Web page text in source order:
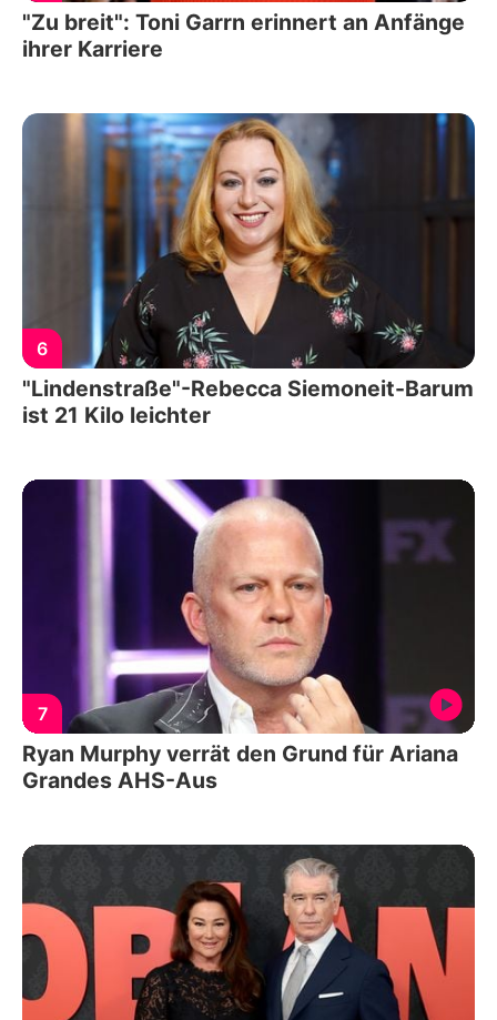
"Zu breit": Toni Garrn erinnert an Anfänge
ihrer Karriere
6
"Lindenstraße"-Rebecca Siemoneit-Barum
ist 21 Kilo leichter
7
Ryan Murphy verrät den Grund für Ariana
Grandes AHS-Aus